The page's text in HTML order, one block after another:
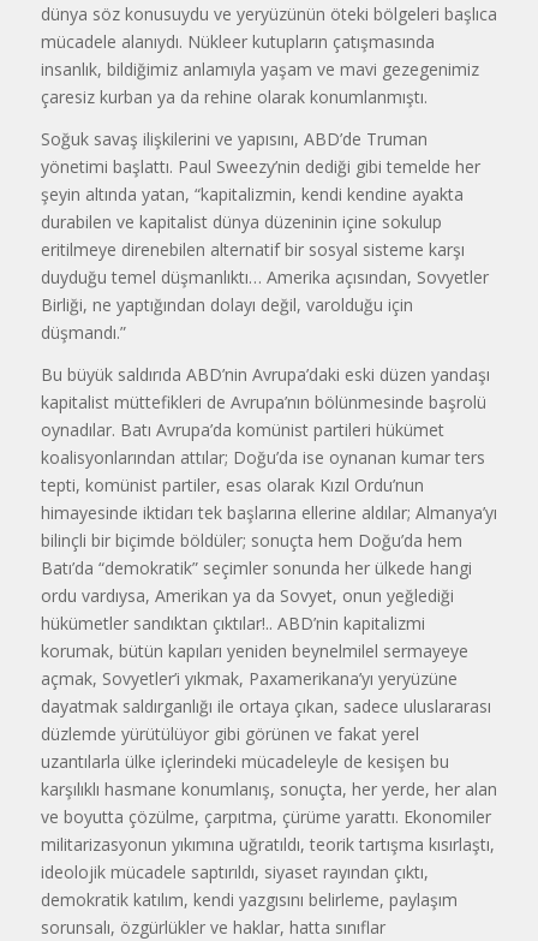
dünya söz konusuydu ve yeryüzünün öteki bölgeleri başlıca
mücadele alanıydı. Nükleer kutupların çatışmasında
insanlık, bildiğimiz anlamıyla yaşam ve mavi gezegenimiz
çaresiz kurban ya da rehine olarak konumlanmıştı.
Soğuk savaş ilişkilerini ve yapısını, ABD’de Truman
yönetimi başlattı. Paul Sweezy’nin dediği gibi temelde her
şeyin altında yatan, “kapitalizmin, kendi kendine ayakta
durabilen ve kapitalist dünya düzeninin içine sokulup
eritilmeye direnebilen alternatif bir sosyal sisteme karşı
duyduğu temel düşmanlıktı… Amerika açısından, Sovyetler
Birliği, ne yaptığından dolayı değil, varolduğu için
düşmandı.”
Bu büyük saldırıda ABD’nin Avrupa’daki eski düzen yandaşı
kapitalist müttefikleri de Avrupa’nın bölünmesinde başrolü
oynadılar. Batı Avrupa’da komünist partileri hükümet
koalisyonlarından attılar; Doğu’da ise oynanan kumar ters
tepti, komünist partiler, esas olarak Kızıl Ordu’nun
himayesinde iktidarı tek başlarına ellerine aldılar; Almanya’yı
bilinçli bir biçimde böldüler; sonuçta hem Doğu’da hem
Batı’da “demokratik” seçimler sonunda her ülkede hangi
ordu vardıysa, Amerikan ya da Sovyet, onun yeğlediği
hükümetler sandıktan çıktılar!.. ABD’nin kapitalizmi
korumak, bütün kapıları yeniden beynelmilel sermayeye
açmak, Sovyetler’i yıkmak, Paxamerikana’yı yeryüzüne
dayatmak saldırganlığı ile ortaya çıkan, sadece uluslararası
düzlemde yürütülüyor gibi görünen ve fakat yerel
uzantılarla ülke içlerindeki mücadeleyle de kesişen bu
karşılıklı hasmane konumlanış, sonuçta, her yerde, her alan
ve boyutta çözülme, çarpıtma, çürüme yarattı. Ekonomiler
militarizasyonun yıkımına uğratıldı, teorik tartışma kısırlaştı,
ideolojik mücadele saptırıldı, siyaset rayından çıktı,
demokratik katılım, kendi yazgısını belirleme, paylaşım
sorunsalı, özgürlükler ve haklar, hatta sınıflar